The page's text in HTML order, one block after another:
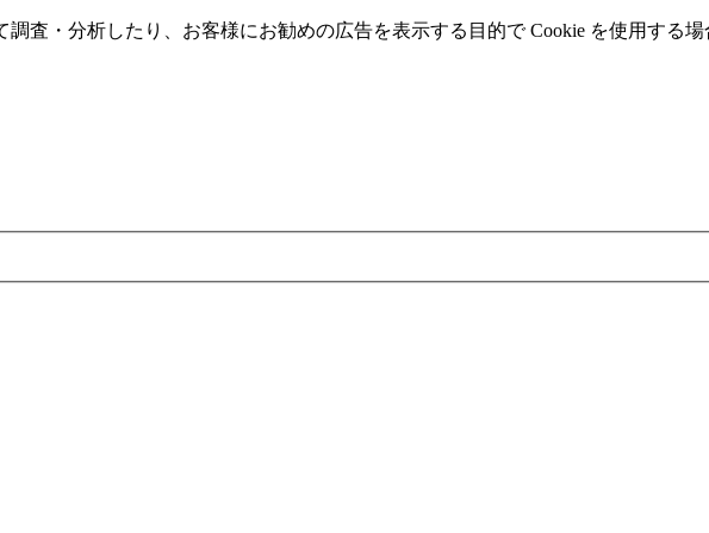
査・分析したり、お客様にお勧めの広告を表⽰する⽬的で Cookie を使⽤する場